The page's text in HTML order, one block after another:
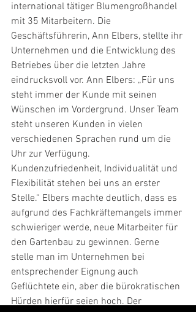
international tätiger Blumengroßhandel
mit 35 Mitarbeitern. Die
Geschäftsführerin, Ann Elbers, stellte ihr
Unternehmen und die Entwicklung des
Betriebes über die letzten Jahre
eindrucksvoll vor. Ann Elbers: „Für uns
steht immer der Kunde mit seinen
Wünschen im Vordergrund. Unser Team
steht unseren Kunden in vielen
verschiedenen Sprachen rund um die
Uhr zur Verfügung.
Kundenzufriedenheit, Individualität und
Flexibilität stehen bei uns an erster
Stelle.“ Elbers machte deutlich, dass es
aufgrund des Fachkräftemangels immer
schwieriger werde, neue Mitarbeiter für
den Gartenbau zu gewinnen. Gerne
stelle man im Unternehmen bei
entsprechender Eignung auch
Geflüchtete ein, aber die bürokratischen
Hürden hierfür seien hoch. Der